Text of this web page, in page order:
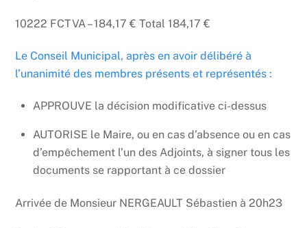
10222 FCTVA – 184,17 € Total 184,17 €
Le Conseil Municipal, après en avoir délibéré à
l’unanimité des membres présents et représentés :
APPROUVE la décision modificative ci-dessus
AUTORISE le Maire, ou en cas d’absence ou en cas
d’empêchement l’un des Adjoints, à signer tous les
documents se rapportant à ce dossier
Arrivée de Monsieur NERGEAULT Sébastien à 20h23